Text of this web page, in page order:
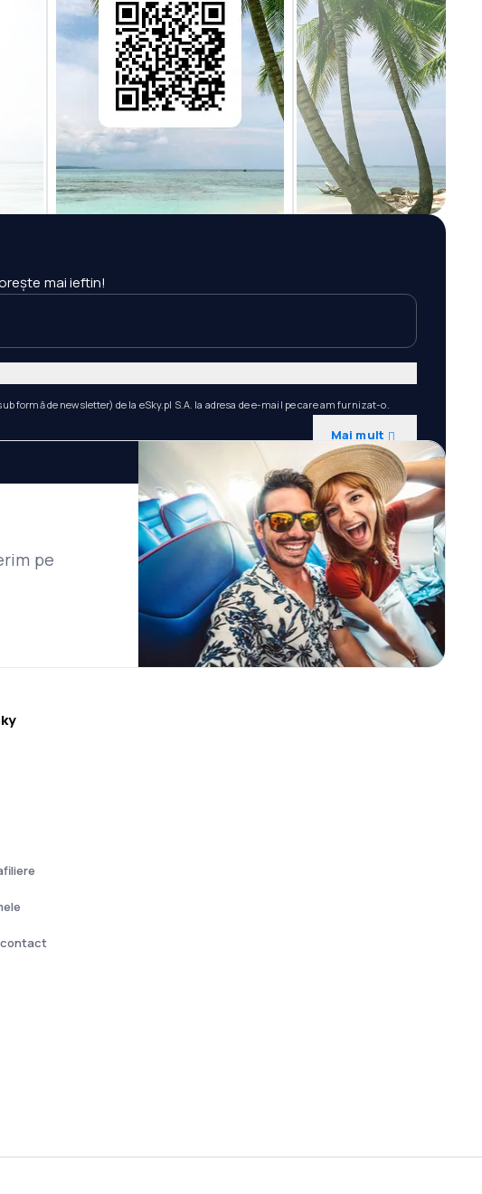
mai ieftin!
formă de newsletter) de la eSky.pl S.A. la adresa de e-mail pe care am furnizat-o.
Mai mult
pe